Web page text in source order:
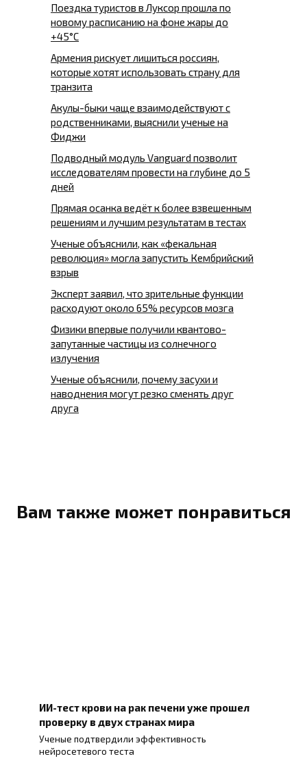
Поездка туристов в Луксор прошла по
новому расписанию на фоне жары до
+45°C
Армения рискует лишиться россиян,
которые хотят использовать страну для
транзита
Акулы-быки чаще взаимодействуют с
родственниками, выяснили ученые на
Фиджи
Подводный модуль Vanguard позволит
исследователям провести на глубине до 5
дней
Прямая осанка ведёт к более взвешенным
решениям и лучшим результатам в тестах
Ученые объяснили, как «фекальная
революция» могла запустить Кембрийский
взрыв
Эксперт заявил, что зрительные функции
расходуют около 65% ресурсов мозга
Физики впервые получили квантово-
запутанные частицы из солнечного
излучения
Ученые объяснили, почему засухи и
наводнения могут резко сменять друг
друга
Вам также может понравиться
ИИ-тест крови на рак печени уже прошел
проверку в двух странах мира
Ученые подтвердили эффективность
нейросетевого теста